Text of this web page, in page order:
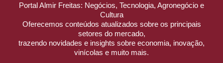
Portal Almir Freitas: Negócios, Tecnologia, Agronegócio e
Cultura
Oferecemos conteúdos atualizados sobre os principais
setores do mercado,
trazendo novidades e insights sobre economia, inovação,
vinícolas e muito mais.